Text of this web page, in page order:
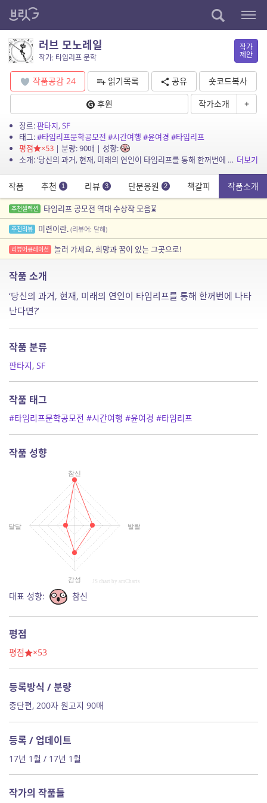
러브 모노레일
작가: 타임리프 문학
작가
제안
작품공감 24 읽기목록 공유
숏코드복사
후원
작가소개 +
장르:판타지,SF
태그:#타임리프문학공모전 #시간여행 #윤여경 #타임리프
평점
×53| 분량: 90매 | 성향:
소개: ‘당신의 과거, 현재, 미래의 연인이 타임리프를 통해 한꺼번에 나타난다면?’ 더보기
작품 추천 1 리뷰 3 단문응원 2 책갈피 작품소개
추천셀렉션 타임리프 공모전 역대 수상작 모음⌛
추천리뷰 미련이란. (리뷰어: 탈해)
리뷰어큐레이션 놀러 가세요, 희망과 꿈이 있는 그곳으로!
작품 소개
‘당신의 과거, 현재, 미래의 연인이 타임리프를 통해 한꺼번에 나타
난다면?’
작품 분류
판타지, SF
작품 태그
#타임리프문학공모전 #시간여행 #윤여경 #타임리프
작품 성향
참신
발랄
감성
달달
JS chart by amCharts
대표 성향: 참신
평점
평점 ×53
등록방식 / 분량
중단편, 200자 원고지 90매
등록 / 업데이트
17년 1월 / 17년 1월
작가의 작품들